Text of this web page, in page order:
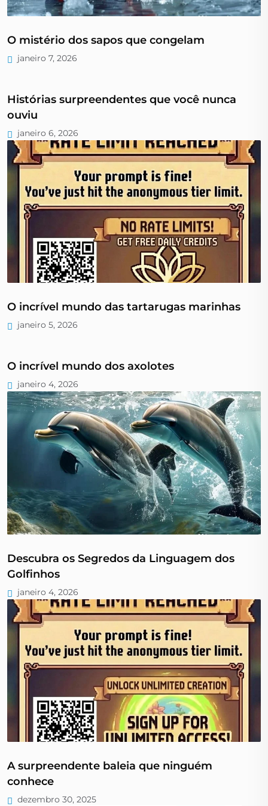
O mistério dos sapos que congelam
janeiro 7, 2026
Histórias surpreendentes que você nunca
ouviu
janeiro 6, 2026
O incrível mundo das tartarugas marinhas
janeiro 5, 2026
O incrível mundo dos axolotes
janeiro 4, 2026
Descubra os Segredos da Linguagem dos
Golfinhos
janeiro 4, 2026
A surpreendente baleia que ninguém
conhece
dezembro 30, 2025